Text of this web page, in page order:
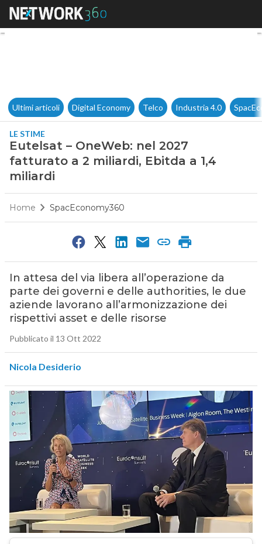
Eutelsat – OneWeb: nel
Ultimi articoli Digital Economy Telco Industria 4.0
LE STIME
Eutelsat – OneWeb: nel 2027
fatturato a 2 miliardi, Ebitda a 1,4
miliardi
Home SpacEconomy360
In attesa del via libera all’operazione da
parte dei governi e delle authorities, le due
aziende lavorano all’armonizzazione dei
rispettivi asset e delle risorse
Pubblicato il 13 Ott 2022
Nicola Desiderio